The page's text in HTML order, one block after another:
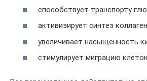
способствует транспорту
активизирует синтез
увеличивает насыщенность
стимулирует миграцию